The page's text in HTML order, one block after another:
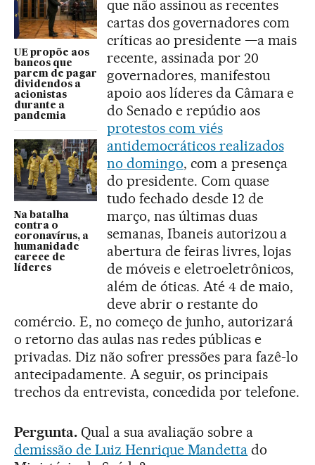
UE propõe aos
bancos que
parem de pagar
dividendos a
acionistas
durante a
pandemia
Na batalha
contra o
coronavírus, a
humanidade
carece de
líderes
que não assinou as recentes
cartas dos governadores com
críticas ao presidente —a mais
recente, assinada por 20
governadores, manifestou
apoio aos líderes da Câmara e
do Senado e repúdio aos
protestos com viés
antidemocráticos realizados
no domingo, com a presença
do presidente. Com quase
tudo fechado desde 12 de
março, nas últimas duas
semanas, Ibaneis autorizou a
abertura de feiras livres, lojas
de móveis e eletroeletrônicos,
além de óticas. Até 4 de maio,
deve abrir o restante do
comércio. E, no começo de junho, autorizará
o retorno das aulas nas redes públicas e
privadas. Diz não sofrer pressões para fazê-lo
antecipadamente. A seguir, os principais
trechos da entrevista, concedida por telefone.
Pergunta. Qual a sua avaliação sobre a
demissão de Luiz Henrique Mandetta do